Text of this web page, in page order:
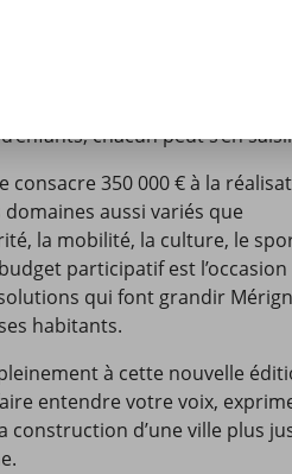
chacun peut s’en
consacre 350 000 € à la
aussi variés que
la mobilité, la culture, le
participatif est l’occasion
qui font grandir
habitants.
à cette nouvelle
entendre votre voix,
construction d’une ville plus